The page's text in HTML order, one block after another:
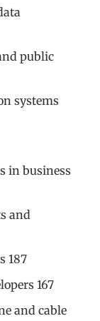
public
systems
in business
and
187
167
and cable